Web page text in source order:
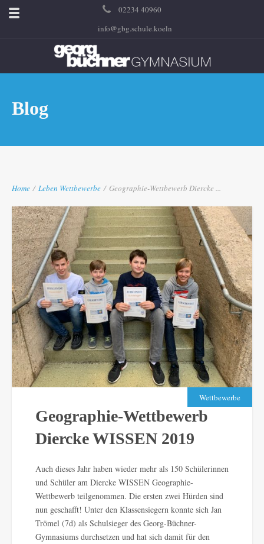
02234 40960
info@gbg.schule.koeln
Blog
Home / Leben Wettbewerbe / Geographie-Wettbewerb Diercke ...
Wettbewerbe
Geographie-Wettbewerb
Diercke WISSEN 2019
Auch dieses Jahr haben wieder mehr als 150 Schülerinnen
und Schüler am Diercke WISSEN Geographie-
Wettbewerb teilgenommen. Die ersten zwei Hürden sind
nun geschafft! Unter den Klassensiegern konnte sich Jan
Trömel (7d) als Schulsieger des Georg-Büchner-
Gymnasiums durchsetzen und hat sich damit für den